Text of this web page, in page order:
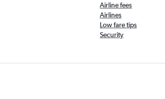
Airline fees
Airlines
Low fare tips
Security